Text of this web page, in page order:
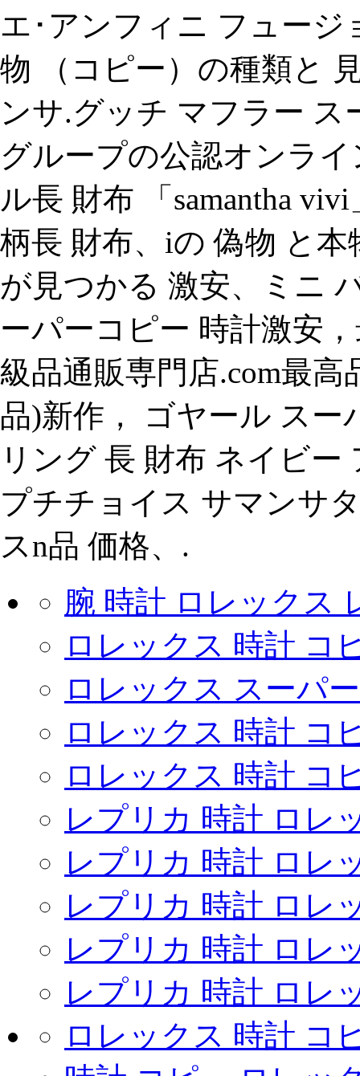
エ･アンフィニ フュージ
物 （コピー）の種類と
ンサ.グッチ マフラー
グループの公認オンラ
ル長 財布 「samantha
柄長 財布、iの 偽物 と
が見つかる 激安、ミニ
ーパーコピー 時計激安
級品通販専門店.com最
品)新作， ゴヤール スー
リング 長 財布 ネイビ
プチチョイス サマンサ
スn品 価格、.
腕 時計 ロレックス
ロレックス 時計 コ
ロレックス スーパ
ロレックス 時計 コ
ロレックス 時計 コ
レプリカ 時計 ロレ
レプリカ 時計 ロレ
レプリカ 時計 ロレ
レプリカ 時計 ロレ
レプリカ 時計 ロレ
ロレックス 時計 コ